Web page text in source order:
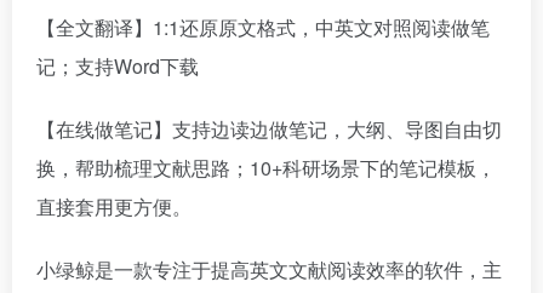
【全文翻译】1:1还原原文格式，中英文对照阅读做笔
记；支持Word下载
【在线做笔记】支持边读边做笔记，大纲、导图自由切
换，帮助梳理文献思路；10+科研场景下的笔记模板，
直接套用更方便。
小绿鲸是一款专注于提高英文文献阅读效率的软件，主